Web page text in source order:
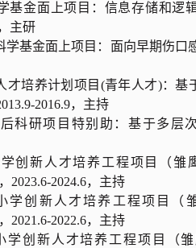
基金面上项目：信息存储和逻
主研
学基金面上项目：面向早期伤口
才培养计划项目(青年人才)：基
2016.9，主持
科研项目特别助：基于多层
创新人才培养工程项目（雏
2023.6-2024.6，主持
学创新人才培养工程项目（
2021.6-2022.6，主持
学创新人才培养工程项目（